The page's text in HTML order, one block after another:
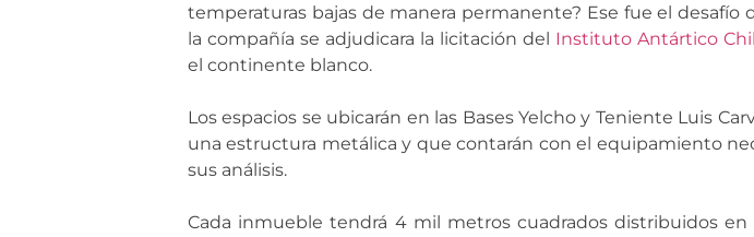
temperaturas bajas de manera permanente? Ese fue el
la compañía se adjudicara la licitación del Instituto Antártico
el continente blanco.
Los espacios se ubicarán en las Bases Yelcho y Teniente Luis
una estructura metálica y que contarán con el equipamiento
sus análisis.
Cada inmueble tendrá 4 mil metros cuadrados distribuidos